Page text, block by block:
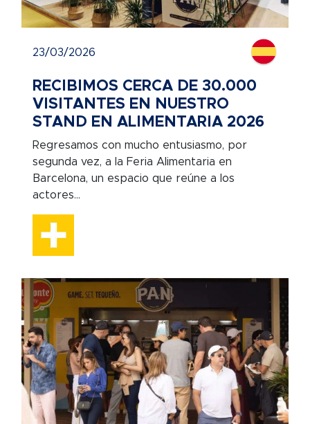
23/03/2026
RECIBIMOS CERCA DE 30.000
VISITANTES EN NUESTRO
STAND EN ALIMENTARIA 2026
Regresamos con mucho entusiasmo, por
segunda vez, a la Feria Alimentaria en
Barcelona, un espacio que reúne a los
actores...